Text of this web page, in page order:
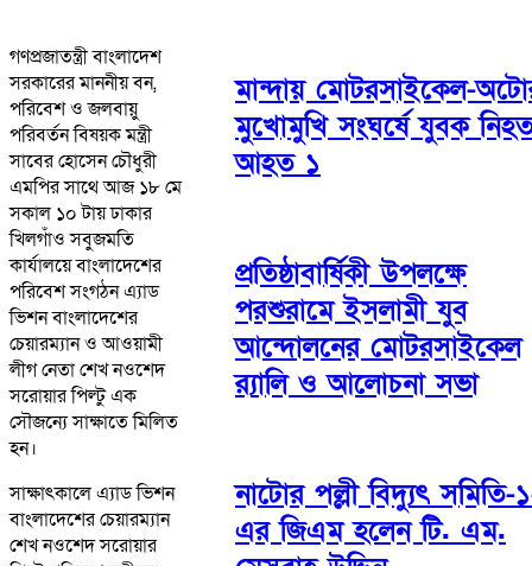
গণপ্রজাতন্ত্রী বাংলাদেশ
সরকারের মাননীয় বন,
পরিবেশ ও জলবায়ু
পরিবর্তন বিষয়ক মন্ত্রী
সাবের হোসেন চৌধুরী
এমপির সাথে আজ ১৮ মে
সকাল ১০ টায় ঢাকার
খিলগাঁও সবুজমতি
কার্যালয়ে বাংলাদেশের
পরিবেশ সংগঠন এ্যাড
ভিশন বাংলাদেশের
চেয়ারম্যান ও আওয়ামী
লীগ নেতা শেখ নওশেদ
সরোয়ার পিল্টু এক
সৌজন্যে সাক্ষাতে মিলিত
হন।
সাক্ষাৎকালে এ্যাড ভিশন
বাংলাদেশের চেয়ারম্যান
শেখ নওশেদ সরোয়ার
মান্দায় মোটরসাইকেল-
মুখোমুখি সংঘর্ষে যুবক
আহত ১
প্রতিষ্ঠাবার্ষিকী উপলক্ষে
পরশুরামে ইসলামী যুব
আন্দোলনের মোটরসাইকেল
র‌্যালি ও আলোচনা সভা
নাটোর পল্লী বিদ্যুৎ সমিতি-
এর জিএম হলেন টি. এম.